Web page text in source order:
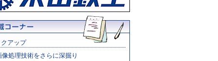
アップ
像処理技術をさらに深掘り